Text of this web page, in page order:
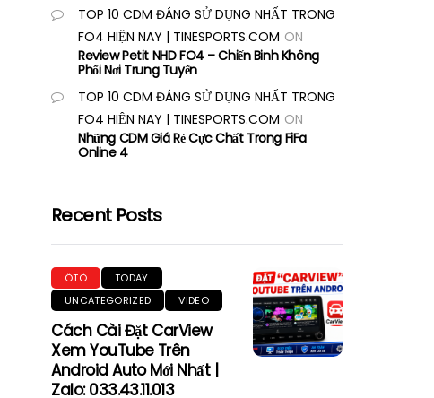
TOP 10 CDM ĐÁNG SỬ DỤNG NHẤT TRONG
FO4 HIỆN NAY | TINESPORTS.COM ON
Review Petit NHD FO4 – Chiến Binh Không
Phổi Nơi Trung Tuyến
TOP 10 CDM ĐÁNG SỬ DỤNG NHẤT TRONG
FO4 HIỆN NAY | TINESPORTS.COM ON
Những CDM Giá Rẻ Cực Chất Trong FiFa
Online 4
Recent Posts
ÔTÔ
TODAY
UNCATEGORIZED
VIDEO
Cách Cài Đặt CarView
Xem YouTube Trên
Android Auto Mới Nhất |
Zalo: 033.43.11.013